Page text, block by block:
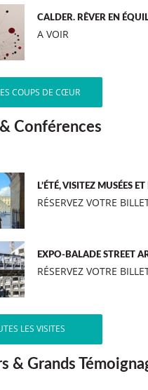
CALDER. RÊVER EN
A VOIR
COUPS DE CŒUR
Conférences
L’ÉTÉ, VISITEZ MUSÉES
RÉSERVEZ VOTRE
EXPO-BALADE STREET
RÉSERVEZ VOTRE
LES VISITES
& Grands